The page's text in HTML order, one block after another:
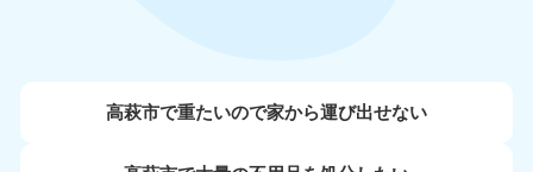
高萩市で重たいので家から運び出せない